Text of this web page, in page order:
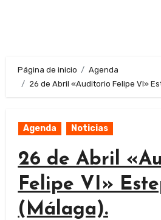
Página de inicio
Agenda
26 de Abril «Auditorio Felipe VI»
Agenda Noticias
26 de Abril
Felipe VI»
(Málaga).